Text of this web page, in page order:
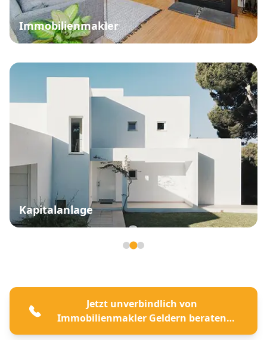
Immobilienmakler
Kapitalanlage
Jetzt unverbindlich von
Immobilienmakler Geldern beraten
lassen